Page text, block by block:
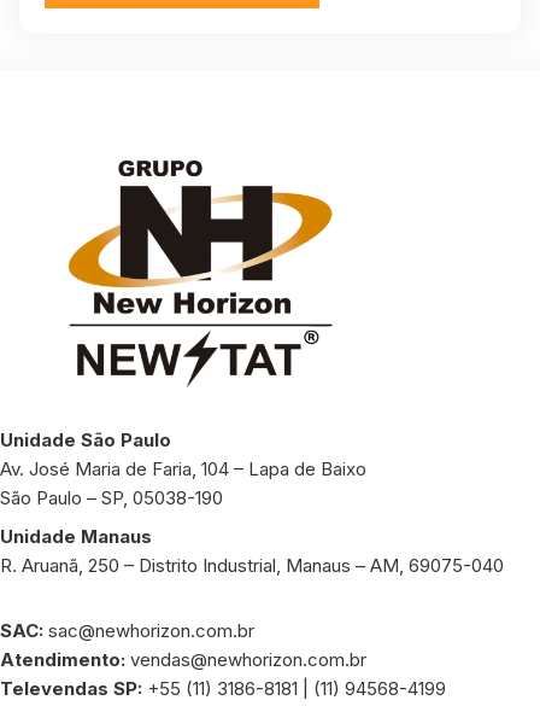
Unidade São Paulo
Av. José Maria de Faria, 104 – Lapa de Baixo
São Paulo – SP, 05038-190
Unidade Manaus
R. Aruanã, 250 – Distrito Industrial, Manaus – AM, 69075-040
SAC: sac@newhorizon.com.br
Atendimento: vendas@newhorizon.com.br
Televendas SP: +55 (11) 3186-8181 | (11) 94568-4199